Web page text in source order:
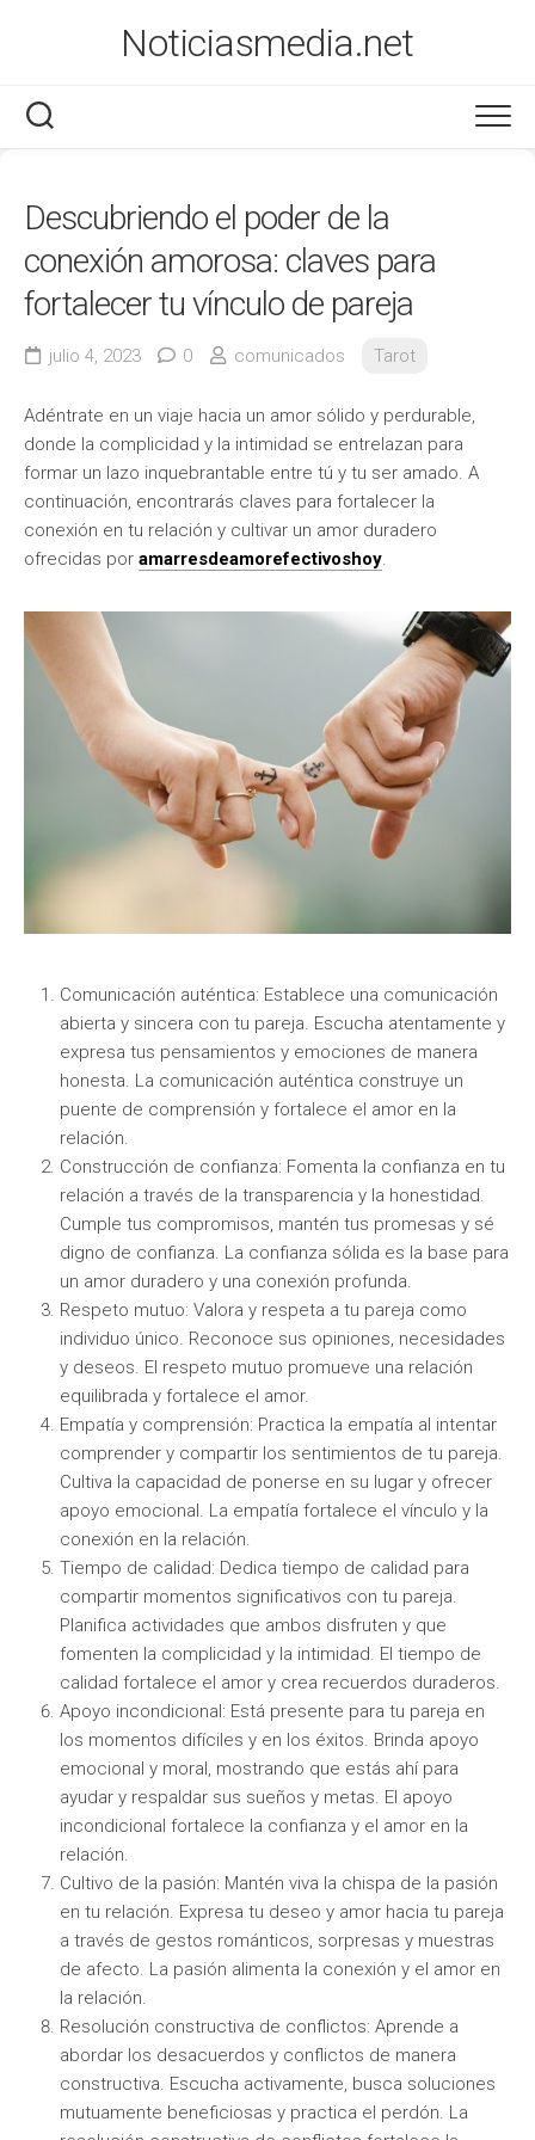
Noticiasmedia.net
Salud
Marketing
Varios
Descubriendo el poder de la
conexión amorosa: claves para
fortalecer tu vínculo de pareja
julio 4, 2023 0 comunicados Tarot
Adéntrate en un viaje hacia un amor sólido y perdurable,
donde la complicidad y la intimidad se entrelazan para
formar un lazo inquebrantable entre tú y tu ser amado. A
continuación, encontrarás claves para fortalecer la
conexión en tu relación y cultivar un amor duradero
ofrecidas por amarresdeamorefectivoshoy.
Comunicación auténtica: Establece una comunicación
abierta y sincera con tu pareja. Escucha atentamente y
expresa tus pensamientos y emociones de manera
honesta. La comunicación auténtica construye un
puente de comprensión y fortalece el amor en la
relación.
Construcción de confianza: Fomenta la confianza en tu
relación a través de la transparencia y la honestidad.
Cumple tus compromisos, mantén tus promesas y sé
digno de confianza. La confianza sólida es la base para
un amor duradero y una conexión profunda.
Respeto mutuo: Valora y respeta a tu pareja como
individuo único. Reconoce sus opiniones, necesidades
y deseos. El respeto mutuo promueve una relación
equilibrada y fortalece el amor.
Empatía y comprensión: Practica la empatía al intentar
comprender y compartir los sentimientos de tu pareja.
Cultiva la capacidad de ponerse en su lugar y ofrecer
apoyo emocional. La empatía fortalece el vínculo y la
conexión en la relación.
Tiempo de calidad: Dedica tiempo de calidad para
compartir momentos significativos con tu pareja.
Planifica actividades que ambos disfruten y que
fomenten la complicidad y la intimidad. El tiempo de
calidad fortalece el amor y crea recuerdos duraderos.
Apoyo incondicional: Está presente para tu pareja en
los momentos difíciles y en los éxitos. Brinda apoyo
emocional y moral, mostrando que estás ahí para
ayudar y respaldar sus sueños y metas. El apoyo
incondicional fortalece la confianza y el amor en la
relación.
Cultivo de la pasión: Mantén viva la chispa de la pasión
en tu relación. Expresa tu deseo y amor hacia tu pareja
a través de gestos románticos, sorpresas y muestras
de afecto. La pasión alimenta la conexión y el amor en
la relación.
Resolución constructiva de conflictos: Aprende a
abordar los desacuerdos y conflictos de manera
constructiva. Escucha activamente, busca soluciones
mutuamente beneficiosas y practica el perdón. La